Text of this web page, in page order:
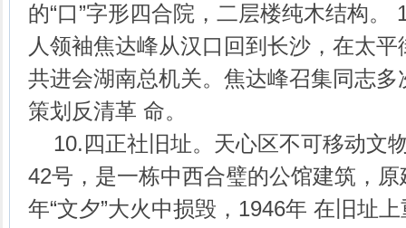
的“口”字形四合院，二层楼纯木结构。
人领袖焦达峰从汉口回到长沙，在太
共进会湖南总机关。焦达峰召集同志
策划反清革 命。
10.四正社旧址。天心区不可移动文
42号，是一栋中西合璧的公馆建筑，
年“文夕”大火中损毁，1946年 在旧址